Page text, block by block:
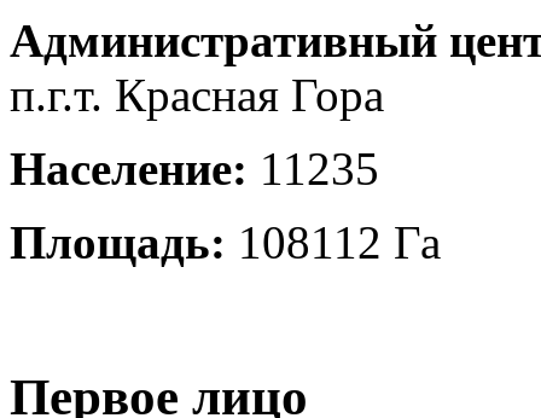
Административный
п.г.т. Красная Гора
Население: 11235
Площадь: 108112 Га
Первое лицо